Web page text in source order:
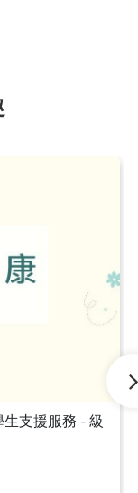
生支援服務 - 級